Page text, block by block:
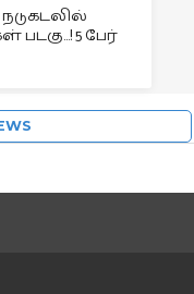
5 பேர்